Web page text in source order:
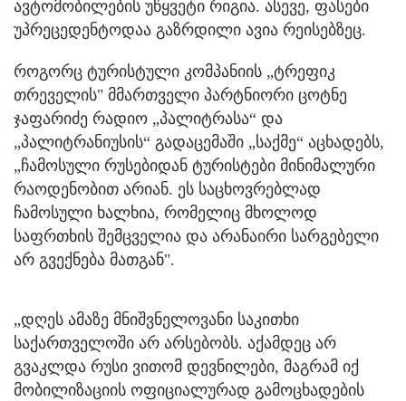
ავტომობილების უწყვეტი რიგია. ასევე, ფასები
უპრეცედენტოდაა გაზრდილი ავია რეისებზეც.
როგორც ტურისტული კომპანიის „ტრეფიკ
თრეველის" მმართველი პარტნიორი ცოტნე
ჯაფარიძე რადიო „პალიტრასა“ და
„პალიტრანიუსის“ გადაცემაში „საქმე“ აცხადებს,
„ჩამოსული რუსებიდან ტურისტები მინიმალური
რაოდენობით არიან. ეს საცხოვრებლად
ჩამოსული ხალხია, რომელიც მხოლოდ
საფრთხის შემცველია და არანაირი სარგებელი
არ გვექნება მათგან".
„დღეს ამაზე მნიშვნელოვანი საკითხი
საქართველოში არ არსებობს. აქამდეც არ
გვაკლდა რუსი ვითომ დევნილები, მაგრამ იქ
მობილიზაციის ოფიციალურად გამოცხადების